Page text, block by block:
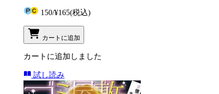
150/¥165(税込)
カートに追加
カートに追加しました
試し読み